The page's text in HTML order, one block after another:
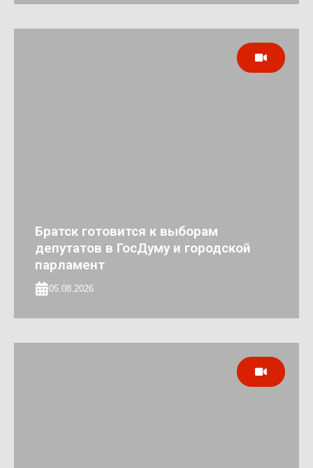
Братск готовится к выборам
депутатов в ГосДуму и городской
парламент
05.08.2026